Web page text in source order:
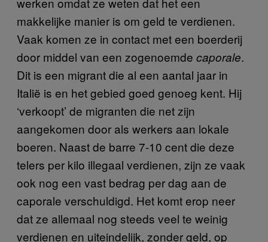
makkelijke manier is om geld te verdienen.
Vaak komen ze in contact met een boerderij
door middel van een zogenoemde caporale.
Dit is een migrant die al een aantal jaar in
Italië is en het gebied goed genoeg kent. Hij
‘verkoopt’ de migranten die net zijn
aangekomen door als werkers aan lokale
boeren. Naast de barre 7-10 cent die deze
telers per kilo illegaal verdienen, zijn ze vaak
ook nog een vast bedrag per dag aan de
caporale verschuldigd. Het komt erop neer
dat ze allemaal nog steeds veel te weinig
verdienen en uiteindelijk, zonder geld, op